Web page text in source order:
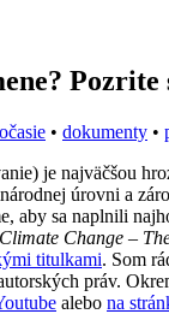
• dokumenty •
je najväčšou
úrovni a
aby sa naplnili
Climate Change –
titulkami. Som
práv.
alebo na